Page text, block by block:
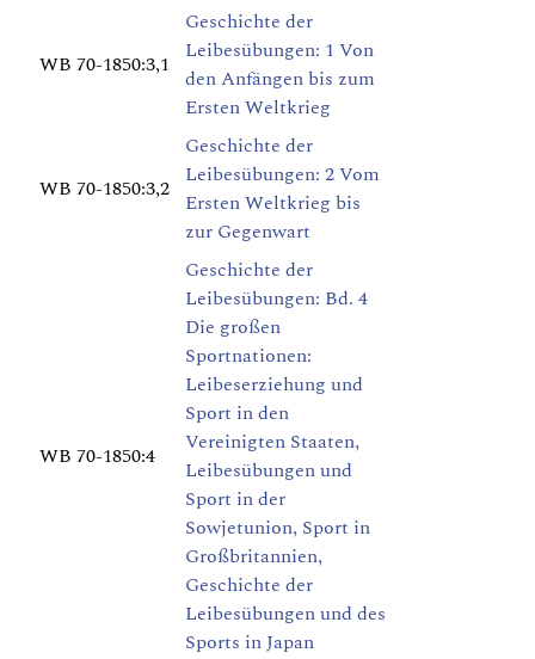
WB 70-1850:3,1
Geschichte der
Leibesübungen: 1 Von
den Anfängen bis zum
Ersten Weltkrieg
WB 70-1850:3,2
Geschichte der
Leibesübungen: 2 Vom
Ersten Weltkrieg bis
zur Gegenwart
WB 70-1850:4
Geschichte der
Leibesübungen: Bd. 4
Die großen
Sportnationen:
Leibeserziehung und
Sport in den
Vereinigten Staaten,
Leibesübungen und
Sport in der
Sowjetunion, Sport in
Großbritannien,
Geschichte der
Leibesübungen und des
Sports in Japan